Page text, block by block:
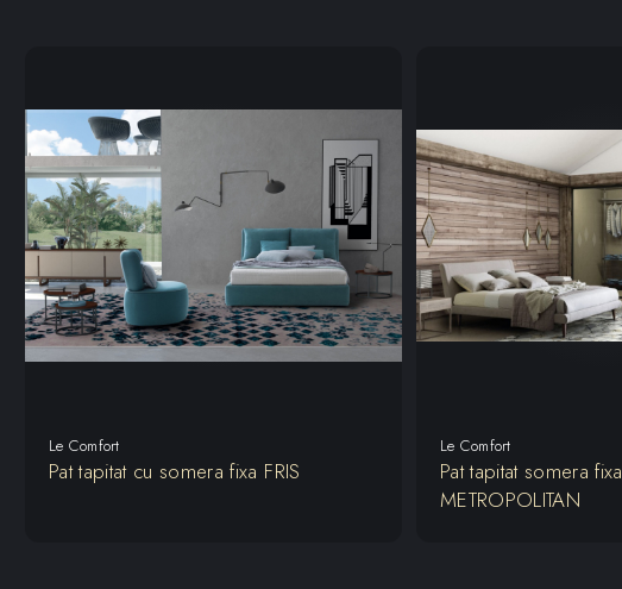
Le Comfort
Pat tapitat cu somera fixa FRIS
Le Comfort
Pat tapitat somera fixa
METROPOLITAN